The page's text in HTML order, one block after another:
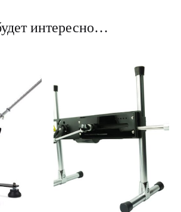
интересно…